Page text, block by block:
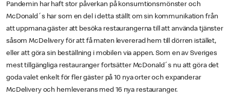
Pandemin har haft stor påverkan på konsumtionsmönster och
McDonald´s har som en del i detta ställt om sin kommunikation från
att uppmana gäster att besöka restaurangerna till att använda tjänster
såsom McDelivery för att få maten levererad hem till dörren istället,
eller att göra sin beställning i mobilen via appen. Som en av Sveriges
mest tillgängliga restauranger fortsätter McDonald´s nu att göra det
goda valet enkelt för fler gäster på 10 nya orter och expanderar
McDelivery och hemleverans med 16 nya restauranger.